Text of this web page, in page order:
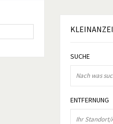
SUCHE
ENTFERNUNG